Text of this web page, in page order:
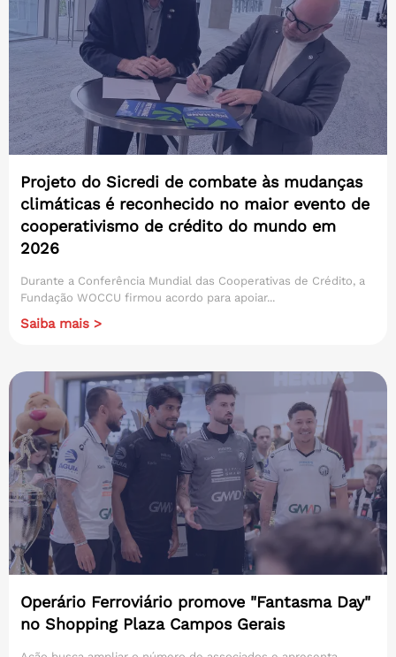
Projeto do Sicredi de combate às mudanças
climáticas é reconhecido no maior evento de
cooperativismo de crédito do mundo em
2026
Durante a Conferência Mundial das Cooperativas de Crédito, a
Fundação WOCCU firmou acordo para apoiar...
Saiba mais >
Operário Ferroviário promove "Fantasma Day"
no Shopping Plaza Campos Gerais